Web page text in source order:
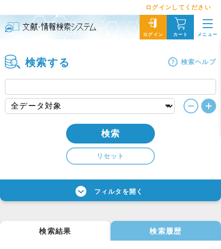
ログインしてください
ログイン カート メニュー
検索する 検索ヘルプ
検索
リセット
フィルタを開く
検索結果 検索履歴